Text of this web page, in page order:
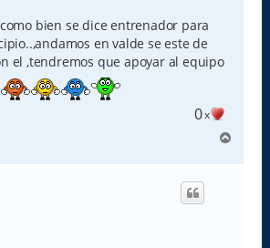
bien se dice entrenador para
en valde se este de
el ,tendremos que apoyar al equipo
0x
r